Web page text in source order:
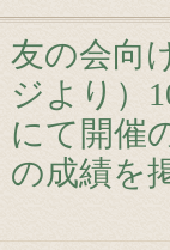
友の会向
ジより）
にて開催
の成績を